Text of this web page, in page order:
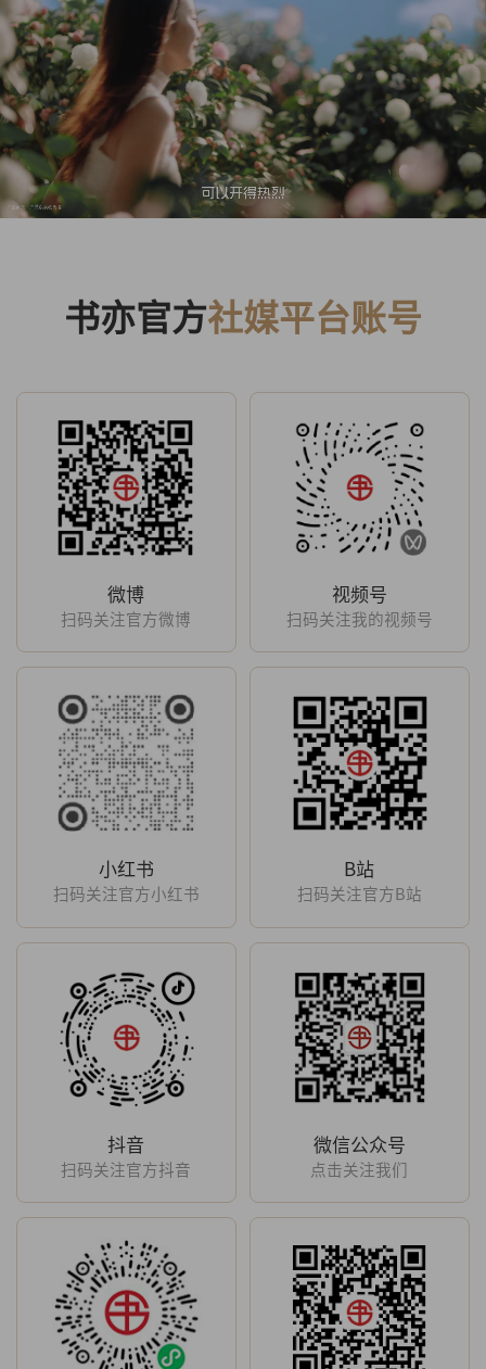
书亦官方社媒平台账号
微博
扫码关注官方微博
视频号
扫码关注我的视频号
小红书
扫码关注官方小红书
B站
扫码关注官方B站
抖音
扫码关注官方抖音
微信公众号
点击关注我们